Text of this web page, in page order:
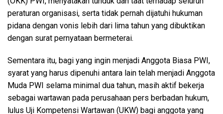
peraturan organisasi, serta tidak pernah dijatuhi hukuman
pidana dengan vonis lebih dari lima tahun yang dibuktikan
dengan surat pernyataan bermeterai.
Sementara itu, bagi yang ingin menjadi Anggota Biasa PWI,
syarat yang harus dipenuhi antara lain telah menjadi Anggota
Muda PWI selama minimal dua tahun, masih aktif bekerja
sebagai wartawan pada perusahaan pers berbadan hukum,
lulus Uji Kompetensi Wartawan (UKW) bagi anggota yang